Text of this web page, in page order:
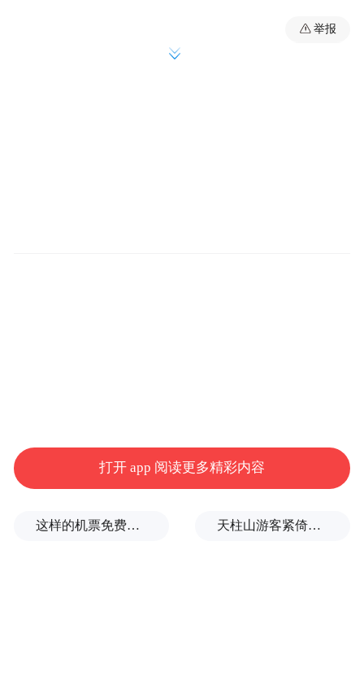
举报
打开 app 阅读更多精彩内容
这样的机票免费退改，走错了方向 天柱山游客紧倚护栏扶手缓步下山，险被台风吹飞